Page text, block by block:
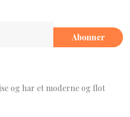
Abonner
og har et moderne og flot